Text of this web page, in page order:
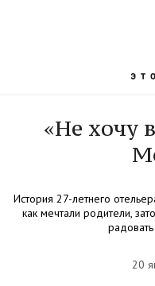
«Не хочу
История 27-летнего
как мечтали родители,
20